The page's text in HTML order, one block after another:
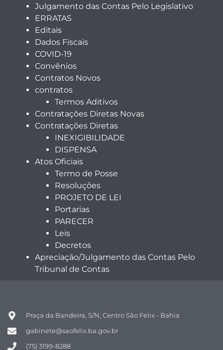
Julgamento das Contas Pelo Legislativo
ERRATAS
Editais
Dados Fiscais
COVID-19
Convênios
Contratos Novos
contratos
Termos Aditivos
Contratações Diretas Novas
Contratações Diretas
INEXIGIBILIDADE
DISPENSA
Atos Oficiais
Termo de Posse
Resoluções
PROJETO DE LEI
Portarias
PARECER
Leis
Decretos
Apreciação/Julgamento das Contas Pelo
Tribunal de Contas
Praça da Bandeira, S/N, Centro São Felix - Bahia
gabinete@saofelix.ba.gov.br
(75) 3199-8288